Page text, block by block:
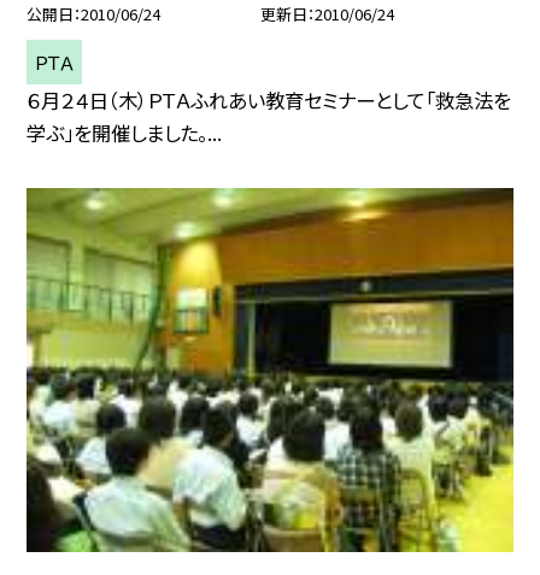
公開日 2010/06/24 更新日 2010/06/24
ＰＴＡ
６月２４日（木）ＰＴＡふれあい教育セミナーとして「救急法を
学ぶ」を開催しました。...